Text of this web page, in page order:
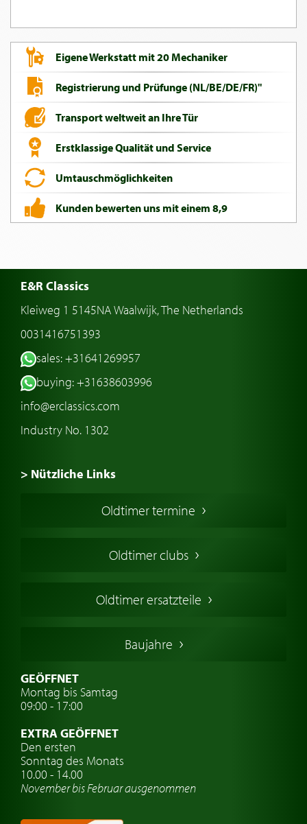
Eigene Werkstatt mit 20 Mechaniker
Registrierung und Prüfunge (NL/BE/DE/FR)"
Transport weltweit an Ihre Tür
Erstklassige Qualität und Service
Umtauschmöglichkeiten
Kunden bewerten uns mit einem 8,9
E&R Classics
Kleiweg 1 5145NA Waalwijk, The Netherlands
0031416751393
sales: +31641269957
buying: +31638603996
info@erclassics.com
Industry No. 1302
> Nützliche Links
Oldtimers in Europa
Englische Oldtimer
Deutsche Oldtimer
Schwedische Oldtimer
Oldtimer mit h-kennzeichen
Auto Oldtimer Markt
Oldtimer-Versicherung
Oldtimer-Clubs
Oldtimer-Reisen
Oldtimer termine
Oldtimer clubs
Oldtimer ersatzteile
Baujahre
GEÖFFNET
Montag bis Samtag
09:00 - 17:00
EXTRA GEÖFFNET
Den ersten
Sonntag des Monats
10.00 - 14.00
November bis Februar ausgenommen